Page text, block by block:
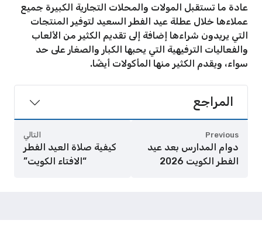
عادة ما تستقبل المولات والمحلات التجارية الكبيرة جميع
عملاءها خلال عطلة عيد الفطر السعيد لتوفير المنتجات
التي يريدون شراءها إضافة إلى تقديم الكثير من الألعاب
والفعاليات الترفيهية التي يحبها الكبار والصغار على حد
سواء، ويقدم الكثير منها المأكولات أيضًا.
المراجع
Previous
دوام المدارس بعد عيد
الفطر الكويت 2026
التالي
كيفية صلاة العيد الفطر
“الافتاء الكويت”